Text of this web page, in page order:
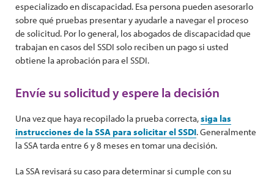
especializado en discapacidad. Esa persona pueden asesorarlo
sobre qué pruebas presentar y ayudarle a navegar el proceso
de solicitud. Por lo general, los abogados de discapacidad que
trabajan en casos del SSDI solo reciben un pago si usted
obtiene la aprobación para el SSDI.
Envíe su solicitud y espere la decisión
Una vez que haya recopilado la prueba correcta,siga las
instrucciones de la SSA para solicitar el SSDI. Generalmente
la SSA tarda entre 6 y 8 meses en tomar una decisión.
La SSA revisará su caso para determinar si cumple con su